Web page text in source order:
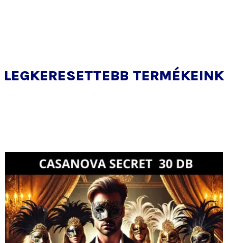
LEGKERESETTEBB TERMÉKEINK
Ár:
21
300 Ft.
Akciós
ár:
21
000 Ft.